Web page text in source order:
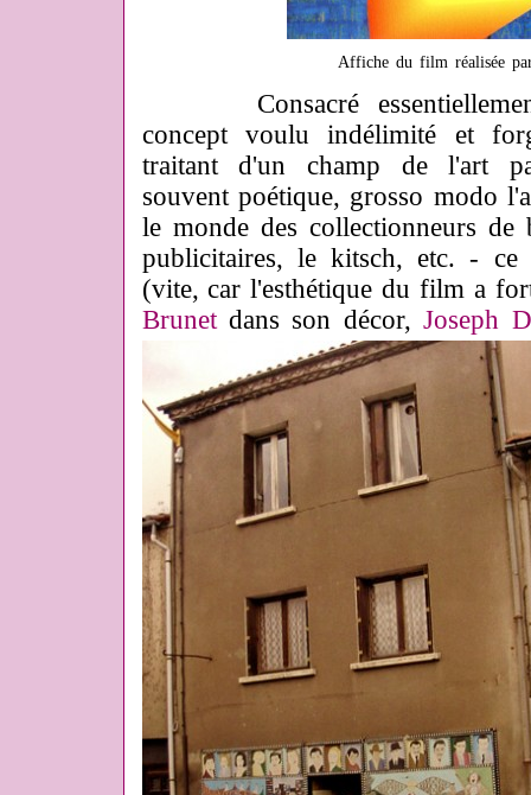
Affiche du film réalisée
Consacré
concept voulu indélimité et
traitant d'un champ de l'art
souvent poétique, grosso modo
le monde des collectionneurs de
publicitaires, le kitsch, etc. - ce
(vite, car l'esthétique du film a
Brunetdans son décor, Joseph